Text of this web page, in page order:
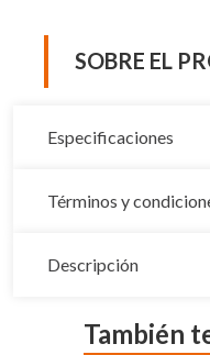
SOBRE EL
Especificaciones
Términos y
Descripción
También